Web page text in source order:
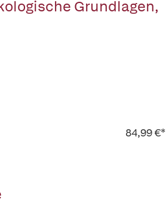
Grundlagen,
84,99 €*